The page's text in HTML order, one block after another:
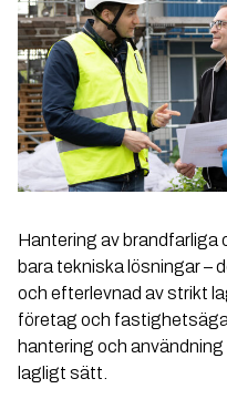
Hantering av brandfarliga
bara tekniska lösningar –
och efterlevnad av strikt
företag och
hantering och
lagligt sätt.